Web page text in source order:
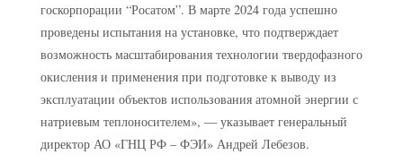
госкорпорации “Росатом”. В марте 2024 года успешно
проведены испытания на установке, что подтверждает
возможность масштабирования технологии твердофазного
окисления и применения при подготовке к выводу из
эксплуатации объектов использования атомной энергии с
натриевым теплоносителем», — указывает генеральный
директор АО «ГНЦ РФ – ФЭИ» Андрей Лебезов.